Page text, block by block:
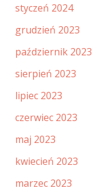
styczeń 2024
grudzień 2023
październik 2023
sierpień 2023
lipiec 2023
czerwiec 2023
maj 2023
kwiecień 2023
marzec 2023